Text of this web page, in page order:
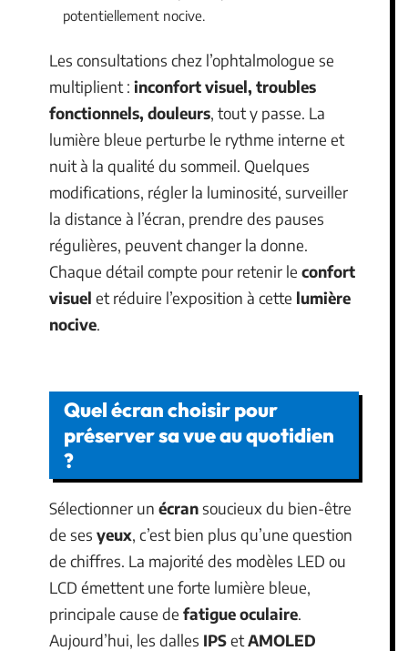
potentiellement nocive.
Les consultations chez l’ophtalmologue se
multiplient : inconfort visuel, troubles
fonctionnels, douleurs, tout y passe. La
lumière bleue perturbe le rythme interne et
nuit à la qualité du sommeil. Quelques
modifications, régler la luminosité, surveiller
la distance à l’écran, prendre des pauses
régulières, peuvent changer la donne.
Chaque détail compte pour retenir le confort
visuel et réduire l’exposition à cette lumière
nocive.
Quel écran choisir pour
préserver sa vue au quotidien
?
Sélectionner un écransoucieux du bien-être
de ses yeux, c’est bien plus qu’une question
de chiffres. La majorité des modèles LED ou
LCD émettent une forte lumière bleue,
principale cause de fatigue oculaire.
Aujourd’hui, les dalles IPSetAMOLED